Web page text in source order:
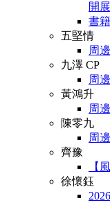
開展
書
五堅情
周
九澤 CP
周
黃鴻升
周
陳零九
周
齊豫
【
徐懷鈺